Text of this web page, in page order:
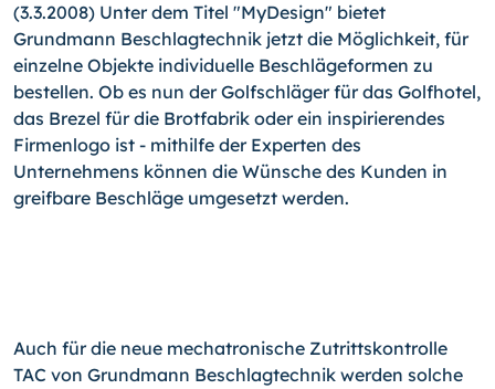
(3.3.2008) Unter dem Titel "MyDesign" bietet
Grundmann Beschlagtechnik jetzt die Möglichkeit, für
einzelne Objekte individuelle Beschlägeformen zu
bestellen. Ob es nun der Golfschläger für das Golfhotel,
das Brezel für die Brotfabrik oder ein inspirierendes
Firmenlogo ist - mithilfe der Experten des
Unternehmens können die Wünsche des Kunden in
greifbare Beschläge umgesetzt werden.
Auch für die neue mechatronische Zutrittskontrolle
TAC von Grundmann Beschlagtechnik werden solche